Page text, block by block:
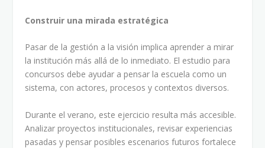
Construir una mirada estratégica
Pasar de la gestión a la visión implica aprender a mirar
la institución más allá de lo inmediato. El estudio para
concursos debe ayudar a pensar la escuela como un
sistema, con actores, procesos y contextos diversos.
Durante el verano, este ejercicio resulta más accesible.
Analizar proyectos institucionales, revisar experiencias
pasadas y pensar posibles escenarios futuros fortalece